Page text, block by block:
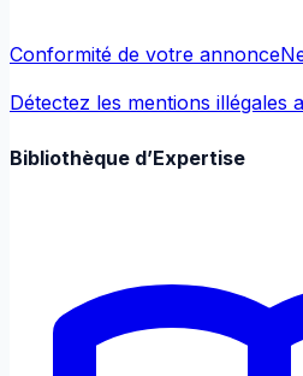
Conformité de votre annonce
Détectez les mentions illégales
Bibliothèque d’Expertise